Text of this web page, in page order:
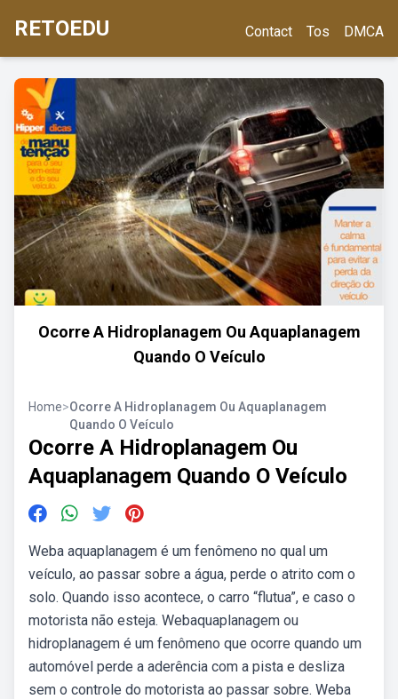
RETOEDU Contact Tos DMCA
Ocorre A Hidroplanagem Ou Aquaplanagem
Quando O Veículo
Home>Ocorre A Hidroplanagem Ou Aquaplanagem
Quando O Veículo
Ocorre A Hidroplanagem Ou
Aquaplanagem Quando O Veículo
Weba aquaplanagem é um fenômeno no qual um
veículo, ao passar sobre a água, perde o atrito com o
solo. Quando isso acontece, o carro “flutua”, e caso o
motorista não esteja. Webaquaplanagem ou
hidroplanagem é um fenômeno que ocorre quando um
automóvel perde a aderência com a pista e desliza
sem o controle do motorista ao passar sobre. Weba